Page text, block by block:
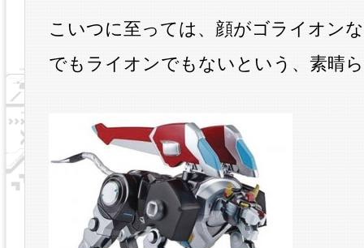
こいつに至っては、顔がゴライオン
でもライオンでもないという、素晴